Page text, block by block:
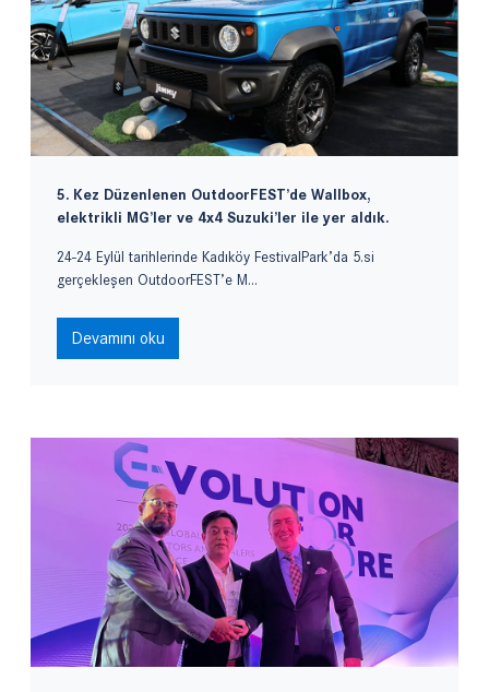
5. Kez Düzenlenen OutdoorFEST’de Wallbox,
elektrikli MG’ler ve 4x4 Suzuki’ler ile yer aldık.
24-24 Eylül tarihlerinde Kadıköy FestivalPark’da 5.si
gerçekleşen OutdoorFEST’e M...
Devamını oku